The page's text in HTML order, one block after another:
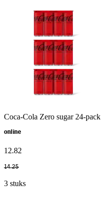
Coca-Cola Zero sugar 24-pack
online
12.82
14.25
3 stuks